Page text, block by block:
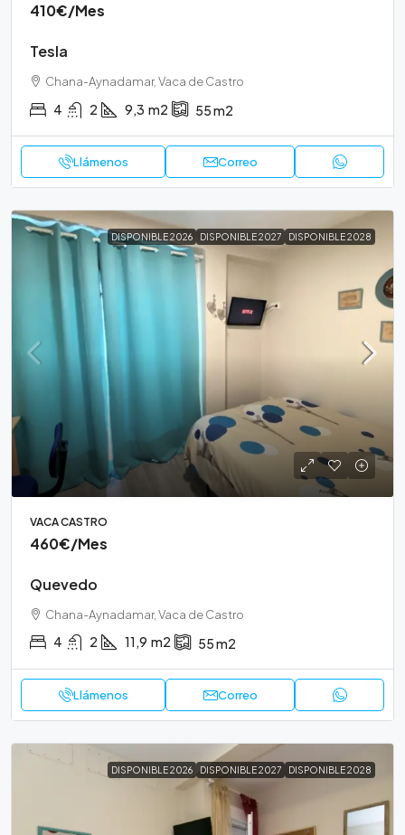
410€/Mes
Tesla
Chana-Aynadamar, Vaca de Castro
4 2 9,3 m2 55m2
Llámenos Correo
DISPONIBLE 2026 DISPONIBLE 2027 DISPONIBLE 2028
VACA CASTRO
460€/Mes
Quevedo
Chana-Aynadamar, Vaca de Castro
4 2 11,9 m2 55m2
Llámenos Correo
DISPONIBLE 2026 DISPONIBLE 2027 DISPONIBLE 2028